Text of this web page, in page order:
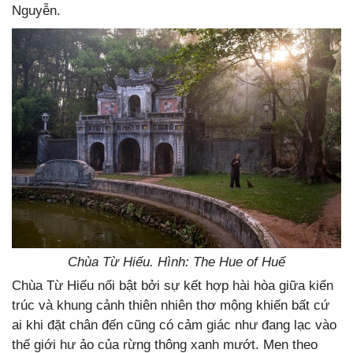
Nguyễn.
Chùa Từ Hiếu. Hình: The Hue of Huế
Chùa Từ Hiếu nổi bật bởi sự kết hợp hài hòa giữa kiến
trúc và khung cảnh thiên nhiên thơ mộng khiến bất cứ
ai khi đặt chân đến cũng có cảm giác như đang lạc vào
thế giới hư ảo của rừng thông xanh mướt. Men theo